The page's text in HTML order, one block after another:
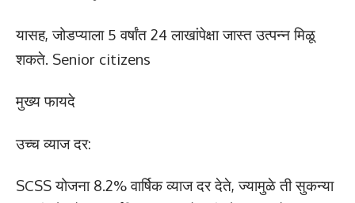
यासह, जोडप्याला 5 वर्षांत 24 लाखांपेक्षा जास्त उत्पन्न मिळू
शकते. Senior citizens
मुख्य फायदे
उच्च व्याज दर:
SCSS योजना 8.2% वार्षिक व्याज दर देते, ज्यामुळे ती सुकन्या